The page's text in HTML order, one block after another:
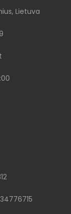
Lietuva